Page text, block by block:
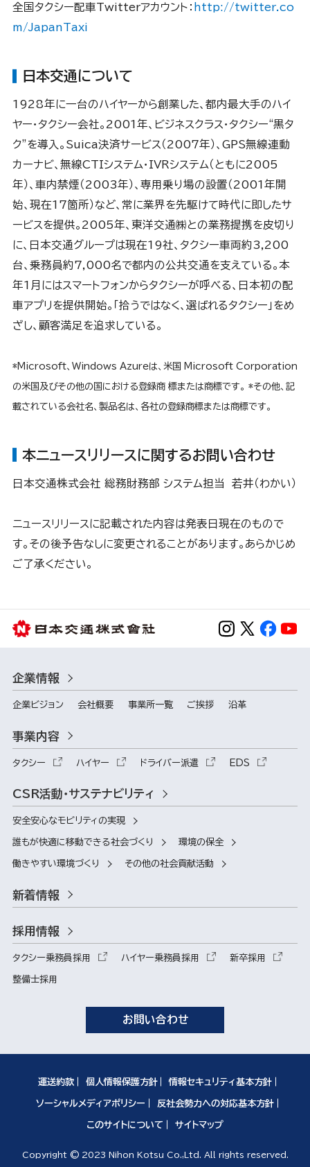
全国タクシー配車Twitterアカウント： http://twitter.co
m/JapanTaxi
日本交通について
1928年に一台のハイヤーから創業した、都内最大手のハイ
ヤー・タクシー会社。2001年、ビジネスクラス・タクシー“黒タ
ク”を導入。Suica決済サービス（2007年）、GPS無線連動
カーナビ、無線CTIシステム・IVRシステム（ともに2005
年）、車内禁煙（2003年）、専用乗り場の設置（2001年開
始、現在17箇所）など、常に業界を先駆けて時代に即したサ
ービスを提供。2005年、東洋交通㈱との業務提携を皮切り
に、日本交通グループは現在19社、タクシー車両約3,200
台、乗務員約7,000名で都内の公共交通を支えている。本
年1月にはスマートフォンからタクシーが呼べる、日本初の配
車アプリを提供開始。「拾うではなく、選ばれるタクシー」をめ
ざし、顧客満足を追求している。
*Microsoft、Windows Azureは、米国 Microsoft Corporation
の米国及びその他の国における登録商 標または商標です。 *その他、記
載されている会社名、製品名は、各社の登録商標または商標です。
本ニュースリリースに関するお問い合わせ
日本交通株式会社 総務財務部 システム担当 若井（わかい）
ニュースリリースに記載された内容は発表日現在のもので
す。その後予告なしに変更されることがあります。あらかじめ
ご了承ください。
企業情報
企業ビジョン 会社概要 事業所一覧 ご挨拶 沿革
事業内容
タクシー ハイヤー ドライバー派遣 EDS
CSR活動・サステナビリティ
安全安心なモビリティの実現
誰もが快適に移動できる社会づくり 環境の保全
働きやすい環境づくり その他の社会貢献活動
新着情報
採用情報
タクシー乗務員採用 ハイヤー乗務員採用 新卒採用
整備士採用
お問い合わせ
運送約款 個人情報保護方針 情報セキュリティ基本方針
ソーシャルメディアポリシー 反社会勢力への対応基本方針
このサイトについて サイトマップ
Copyright © 2023 Nihon Kotsu Co.,Ltd. All rights reserved.